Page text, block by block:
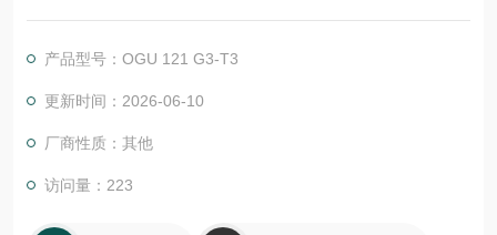
领域开发了多种型号和功能原理。这些产品适用于快速、安全的
器.LHT 41 M 0.2 G3-T3德国德森瑞 DISORIC传感器Disoric德森
瑞 德森瑞 德国Disoric 光学传感器 叉形光栅
产品型号：OGU 121 G3-T3
更新时间：2026-06-10
厂商性质：其他
访问量：223